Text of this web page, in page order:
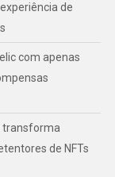
de
com apenas
transforma
de NFTs